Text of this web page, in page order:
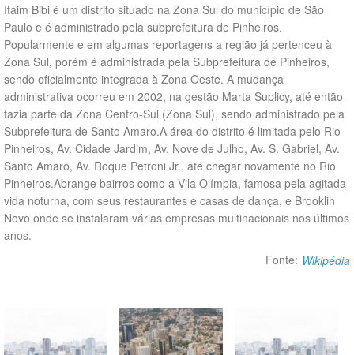
Itaim Bibi é um distrito situado na Zona Sul do município de São
Paulo e é administrado pela subprefeitura de Pinheiros.
Popularmente e em algumas reportagens a região já pertenceu à
Zona Sul, porém é administrada pela Subprefeitura de Pinheiros,
sendo oficialmente integrada à Zona Oeste. A mudança
administrativa ocorreu em 2002, na gestão Marta Suplicy, até então
fazia parte da Zona Centro-Sul (Zona Sul), sendo administrado pela
Subprefeitura de Santo Amaro.A área do distrito é limitada pelo Rio
Pinheiros, Av. Cidade Jardim, Av. Nove de Julho, Av. S. Gabriel, Av.
Santo Amaro, Av. Roque Petroni Jr., até chegar novamente no Rio
Pinheiros.Abrange bairros como a Vila Olímpia, famosa pela agitada
vida noturna, com seus restaurantes e casas de dança, e Brooklin
Novo onde se instalaram várias empresas multinacionais nos últimos
anos.
Fonte: Wikipédia